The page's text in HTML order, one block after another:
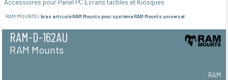
Accessoires pour Panel PC Ecrans tactiles et Kiosques
RAM MOUNTS / bras articulé RAM Mounts pour système RAM Mounts universel
RAM-D-162AU
RAM Mounts
RAM